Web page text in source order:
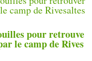
pour retrouve
le camp de Rives